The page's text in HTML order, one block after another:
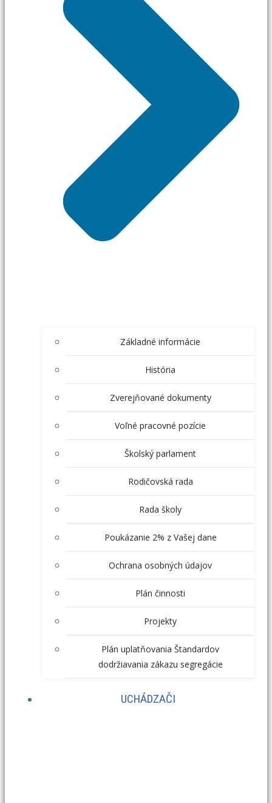
Základné informácie
História
Zverejňované dokumenty
Voľné pracovné pozície
Školský parlament
Rodičovská rada
Rada školy
Poukázanie 2% z Vašej dane
Ochrana osobných údajov
Plán činnosti
Projekty
Plán uplatňovania Štandardov
dodržiavania zákazu segregácie
UCHÁDZAČI